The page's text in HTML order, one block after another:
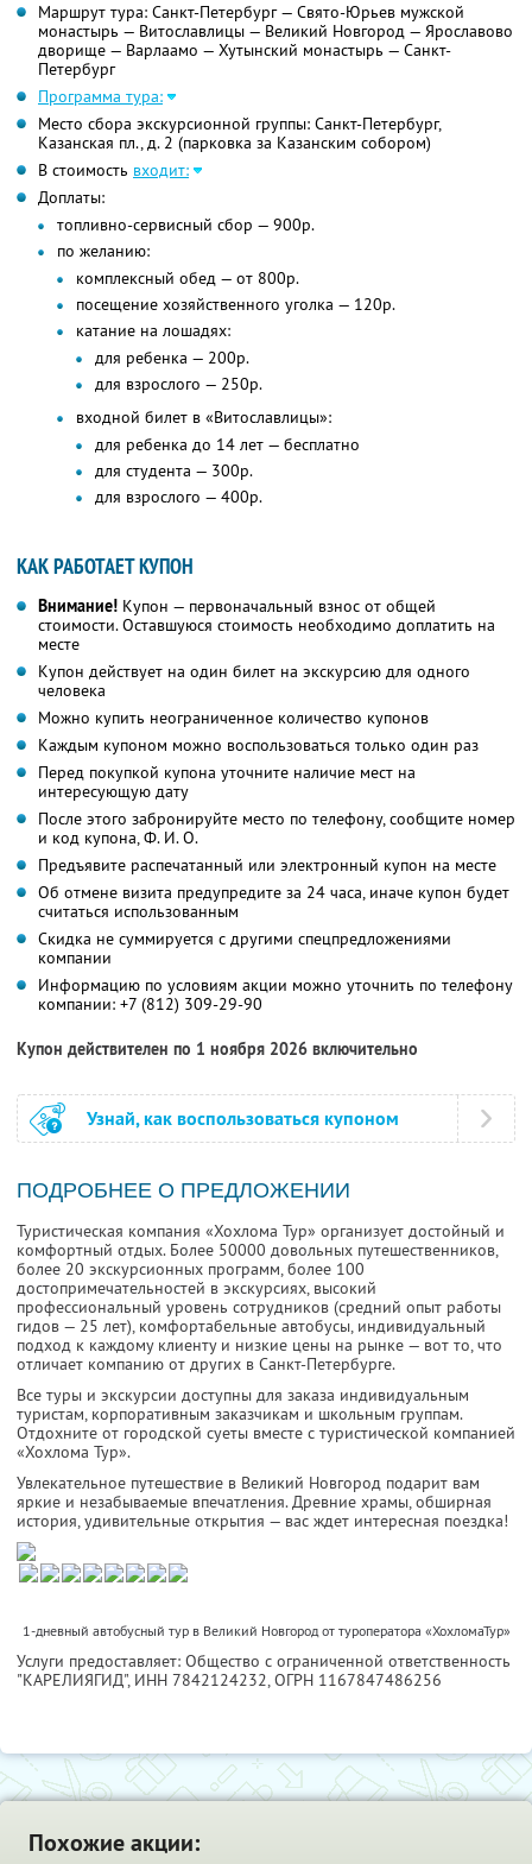
Маршрут тура: Санкт-Петербург — Свято-Юрьев мужской
монастырь — Витославлицы — Великий Новгород — Ярославово
дворище — Варлаамо — Хутынский монастырь — Санкт-
Петербург
Программа тура:
Место сбора экскурсионной группы: Санкт-Петербург,
Казанская пл., д. 2 (парковка за Казанским собором)
В стоимость входит:
Доплаты:
топливно-сервисный сбор — 900р.
по желанию:
комплексный обед — от 800р.
посещение хозяйственного уголка — 120р.
катание на лошадях:
для ребенка — 200р.
для взрослого — 250р.
входной билет в «Витославлицы»:
для ребенка до 14 лет — бесплатно
для студента — 300р.
для взрослого — 400р.
КАК РАБОТАЕТ КУПОН
Внимание! Купон — первоначальный взнос от общей
стоимости. Оставшуюся стоимость необходимо доплатить на
месте
Купон действует на один билет на экскурсию для одного
человека
Можно купить неограниченное количество купонов
Каждым купоном можно воспользоваться только один раз
Перед покупкой купона уточните наличие мест на
интересующую дату
После этого забронируйте место по телефону, сообщите номер
и код купона,Ф. И. О.
Предъявите распечатанный или электронный купон на месте
Об отмене визита предупредите за 24 часа, иначе купон будет
считаться использованным
Скидка не суммируется с другими спецпредложениями
компании
Информацию по условиям акции можно уточнить по телефону
компании: +7 (812) 309-29-90
Купон действителен по 1 ноября 2026 включительно
Узнай, как воспользоваться купоном
ПОДРОБНЕЕ О ПРЕДЛОЖЕНИИ
Туристическая компания «Хохлома Тур» организует достойный и
комфортный отдых. Более 50000 довольных путешественников,
более 20 экскурсионных программ, более 100
достопримечательностей в экскурсиях, высокий
профессиональный уровень сотрудников (средний опыт работы
гидов — 25 лет), комфортабельные автобусы, индивидуальный
подход к каждому клиенту и низкие цены на рынке — вот то, что
отличает компанию от других в Санкт-Петербурге.
Все туры и экскурсии доступны для заказа индивидуальным
туристам, корпоративным заказчикам и школьным группам.
Отдохните от городской суеты вместе с туристической компанией
«Хохлома Тур».
Увлекательное путешествие в Великий Новгород подарит вам
яркие и незабываемые впечатления. Древние храмы, обширная
история, удивительные открытия — вас ждет интересная поездка!
1-дневный автобусный тур в Великий Новгород от туроператора «ХохломаТур»
Услуги предоставляет: Общество с ограниченной ответственность
"КАРЕЛИЯГИД", ИНН 7842124232, ОГРН 1167847486256
Похожие акции: